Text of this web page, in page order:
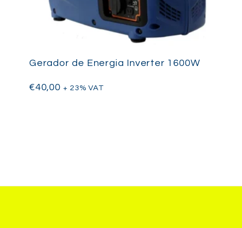
Gerador de Energia Inverter 1600W
€40,00 + 23% VAT